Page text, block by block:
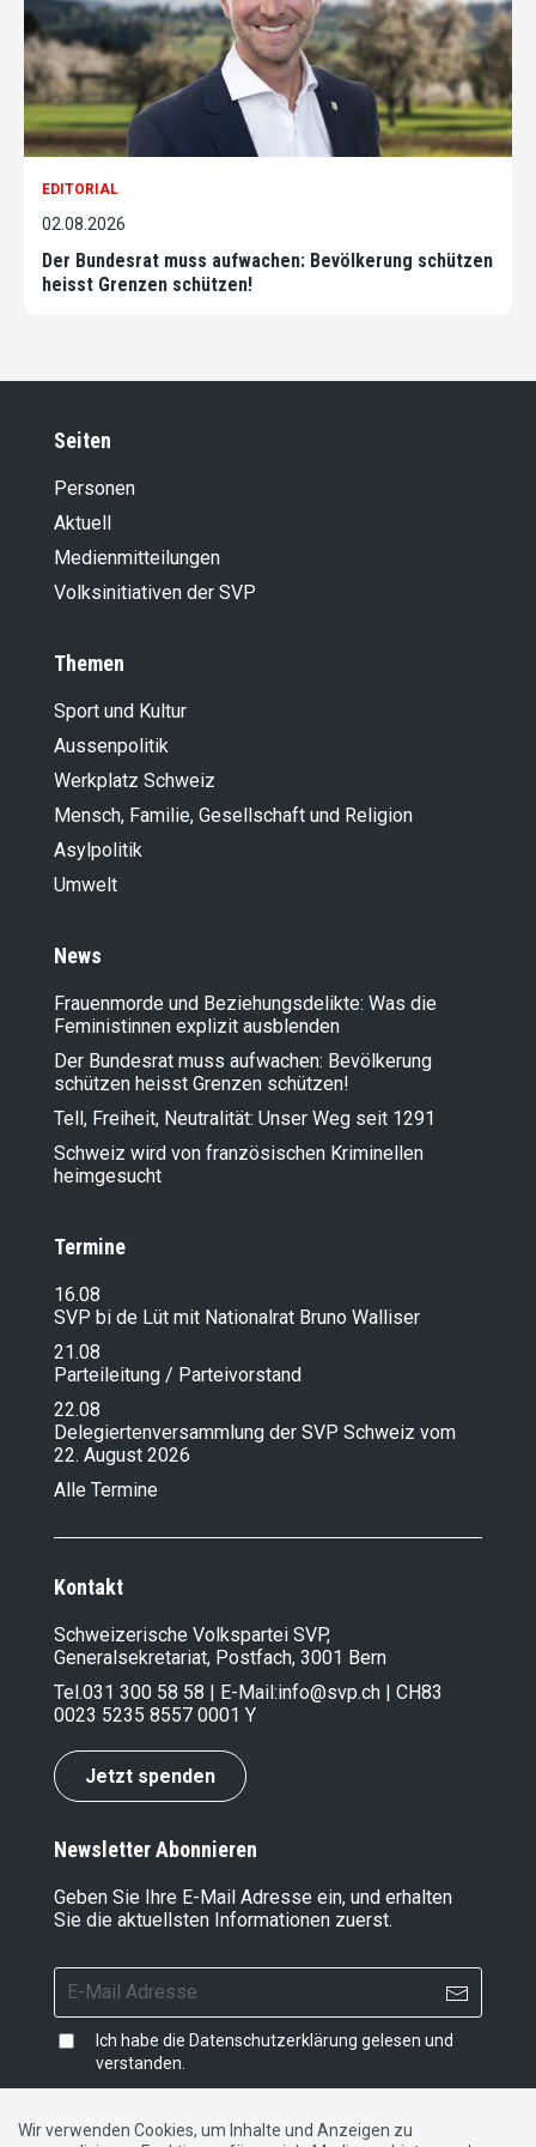
EDITORIAL
02.08.2026
Der Bundesrat muss aufwachen: Bevölkerung schützen
heisst Grenzen schützen!
Seiten
Personen
Aktuell
Medienmitteilungen
Volksinitiativen der SVP
Themen
Sport und Kultur
Aussenpolitik
Werkplatz Schweiz
Mensch, Familie, Gesellschaft und Religion
Asylpolitik
Umwelt
News
Frauenmorde und Beziehungsdelikte: Was die
Feministinnen explizit ausblenden
Der Bundesrat muss aufwachen: Bevölkerung
schützen heisst Grenzen schützen!
Tell, Freiheit, Neutralität: Unser Weg seit 1291
Schweiz wird von französischen Kriminellen
heimgesucht
Termine
16.08
SVP bi de Lüt mit Nationalrat Bruno Walliser
21.08
Parteileitung / Parteivorstand
22.08
Delegiertenversammlung der SVP Schweiz vom
22. August 2026
Alle Termine
Kontakt
Schweizerische Volkspartei SVP,
Generalsekretariat, Postfach, 3001 Bern
Tel.031 300 58 58 | E-Mail:info@svp.ch | CH83
0023 5235 8557 0001 Y
Jetzt spenden
Newsletter Abonnieren
Geben Sie Ihre E-Mail Adresse ein, und erhalten
Sie die aktuellsten Informationen zuerst.
Ich habe die Datenschutzerklärung gelesen und
verstanden.
Wir verwenden Cookies, um Inhalte und Anzeigen zu